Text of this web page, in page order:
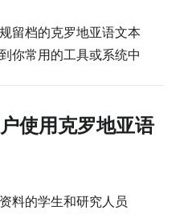
留档的克罗地亚语文本
你常用的工具或系统中
使用克罗地亚语
料的学生和研究人员